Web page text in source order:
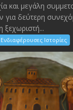
και μεγάλη
για δεύτερη
ξεχωριστή...
Ενδιαφέρουσες Ιστορίες